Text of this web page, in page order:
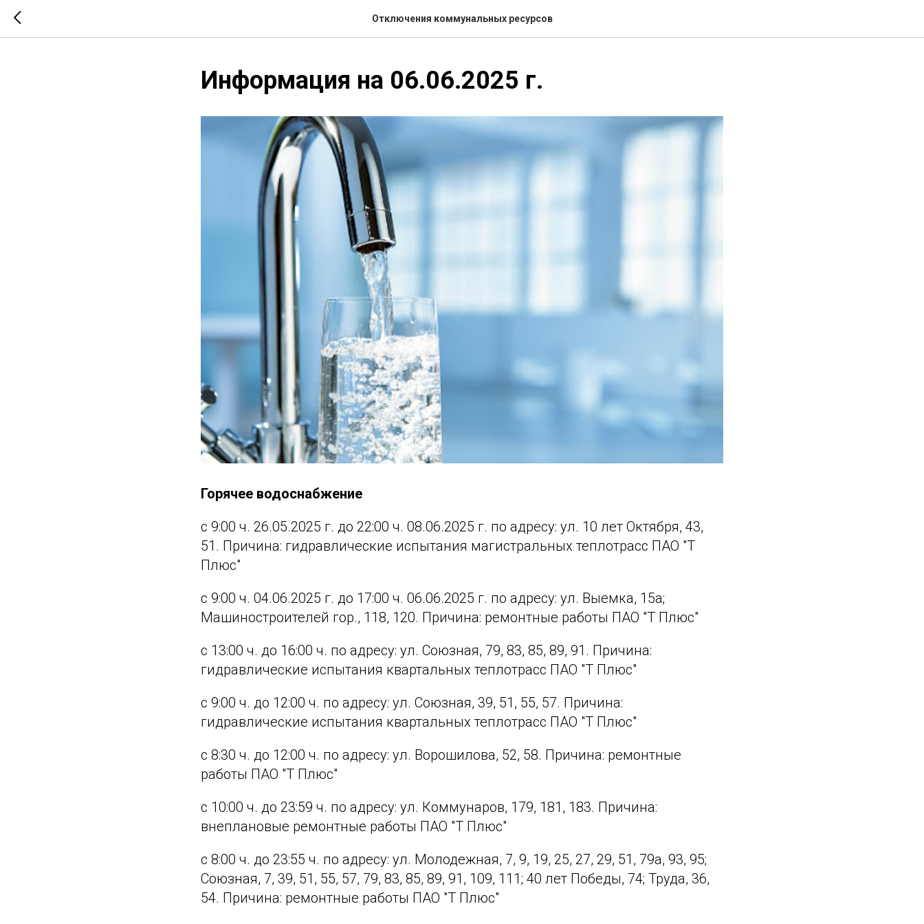
Отключения коммунальных ресурсов
Информация на 06.06.2025 г.
Горячее водоснабжение
с 9:00 ч. 26.05.2025 г. до 22:00 ч. 08.06.2025 г. по адресу: ул. 10 лет Октября, 43,
51. Причина: гидравлические испытания магистральных теплотрасс ПАО "Т
Плюс"
с 9:00 ч. 04.06.2025 г. до 17:00 ч. 06.06.2025 г. по адресу: ул. Выемка, 15а;
Машиностроителей гор., 118, 120. Причина: ремонтные работы ПАО "Т Плюс"
с 13:00 ч. до 16:00 ч. по адресу: ул. Союзная, 79, 83, 85, 89, 91. Причина:
гидравлические испытания квартальных теплотрасс ПАО "Т Плюс"
с 9:00 ч. до 12:00 ч. по адресу: ул. Союзная, 39, 51, 55, 57. Причина:
гидравлические испытания квартальных теплотрасс ПАО "Т Плюс"
с 8:30 ч. до 12:00 ч. по адресу: ул. Ворошилова, 52, 58. Причина: ремонтные
работы ПАО "Т Плюс"
с 10:00 ч. до 23:59 ч. по адресу: ул. Коммунаров, 179, 181, 183. Причина:
внеплановые ремонтные работы ПАО "Т Плюс"
с 8:00 ч. до 23:55 ч. по адресу: ул. Молодежная, 7, 9, 19, 25, 27, 29, 51, 79а, 93, 95;
Союзная, 7, 39, 51, 55, 57, 79, 83, 85, 89, 91, 109, 111; 40 лет Победы, 74; Труда, 36,
54. Причина: ремонтные работы ПАО "Т Плюс"